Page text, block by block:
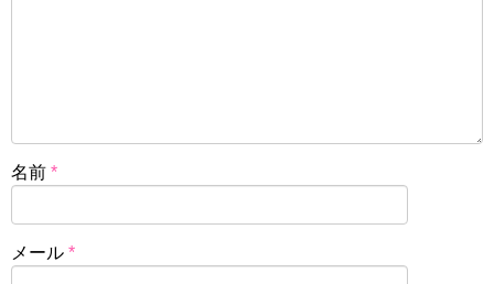
名前 *
メール *